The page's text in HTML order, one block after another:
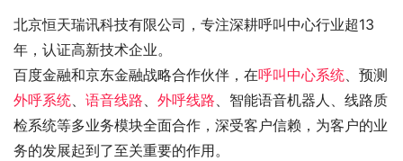
北京恒天瑞讯科技有限公司，专注深耕呼叫中心行业超13
年，认证高新技术企业。
百度金融和京东金融战略合作伙伴，在呼叫中心系统、预测
外呼系统、 语音线路、 外呼线路、智能语音机器人、线路质
检系统等多业务模块全面合作，深受客户信赖，为客户的业
务的发展起到了至关重要的作用。